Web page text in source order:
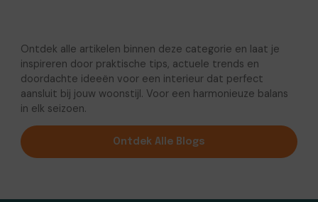
Ontdek alle artikelen binnen deze categorie en laat je
inspireren door praktische tips, actuele trends en
doordachte ideeën voor een interieur dat perfect
aansluit bij jouw woonstijl. Voor een harmonieuze balans
in elk seizoen.
Ontdek Alle Blogs